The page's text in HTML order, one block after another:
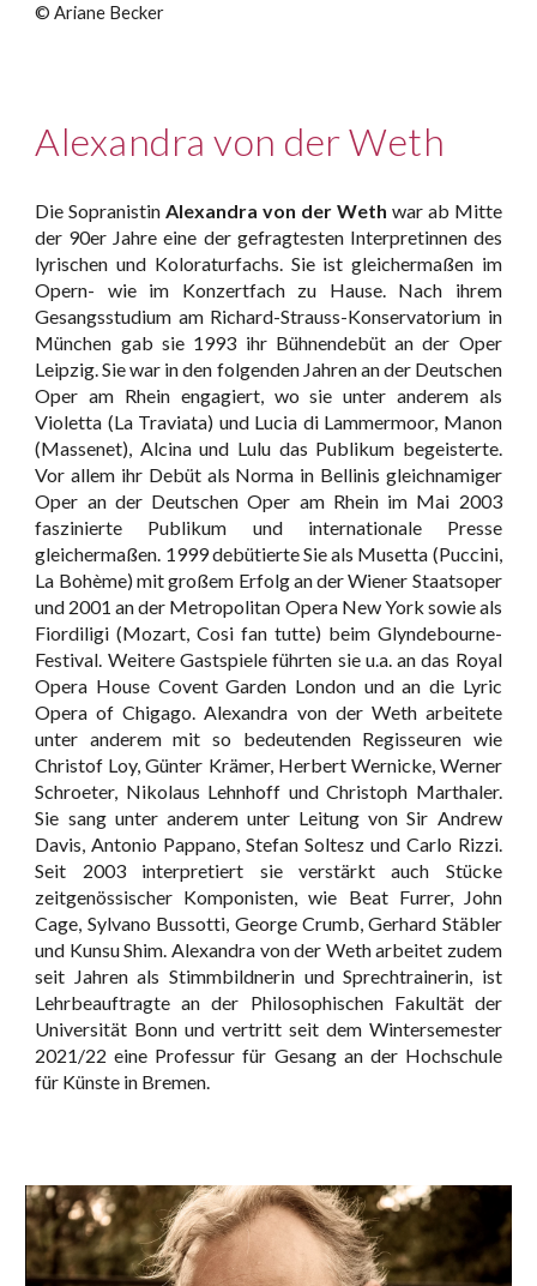
©Ariane Becker
Alexandra von der Weth
Die Sopranistin Alexandra von der Weth war ab Mitte
der 90er Jahre eine der gefragtesten Interpretinnen des
lyrischen und Koloraturfachs. Sie ist gleichermaßen im
Opern- wie im Konzertfach zu Hause. Nach ihrem
Gesangsstudium am Richard-Strauss-Konservatorium in
München gab sie 1993 ihr Bühnendebüt an der Oper
Leipzig. Sie war in den folgenden Jahren an der Deutschen
Oper am Rhein engagiert, wo sie unter anderem als
Violetta (La Traviata) und Lucia di Lammermoor, Manon
(Massenet), Alcina und Lulu das Publikum begeisterte.
Vor allem ihr Debüt als Norma in Bellinis gleichnamiger
Oper an der Deutschen Oper am Rhein im Mai 2003
faszinierte Publikum und internationale Presse
gleichermaßen. 1999 debütierte Sie als Musetta (Puccini,
La Bohème) mit großem Erfolg an der Wiener Staatsoper
und 2001 an der Metropolitan Opera New York sowie als
Fiordiligi (Mozart, Cosi fan tutte) beim Glyndebourne-
Festival. Weitere Gastspiele führten sie u.a. an das Royal
Opera House Covent Garden London und an die Lyric
Opera of Chigago. Alexandra von der Weth arbeitete
unter anderem mit so bedeutenden Regisseuren wie
Christof Loy, Günter Krämer, Herbert Wernicke, Werner
Schroeter, Nikolaus Lehnhoff und Christoph Marthaler.
Sie sang unter anderem unter Leitung von Sir Andrew
Davis, Antonio Pappano, Stefan Soltesz und Carlo Rizzi.
Seit 2003 interpretiert sie verstärkt auch Stücke
zeitgenössischer Komponisten, wie Beat Furrer, John
Cage, Sylvano Bussotti, George Crumb, Gerhard Stäbler
und Kunsu Shim. Alexandra von der Weth arbeitet zudem
seit Jahren als Stimmbildnerin und Sprechtrainerin, ist
Lehrbeauftragte an der Philosophischen Fakultät der
Universität Bonn und vertritt seit dem Wintersemester
2021/22 eine Professur für Gesang an der Hochschule
für Künste in Bremen.